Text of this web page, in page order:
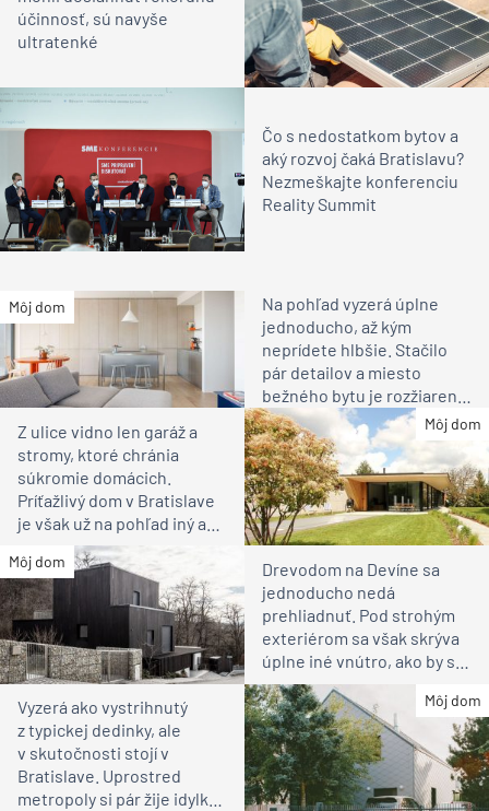
účinnosť, sú navyše
ultratenké
Čo s nedostatkom bytov a
aký rozvoj čaká Bratislavu?
Nezmeškajte konferenciu
Reality Summit
Môj dom
Na pohľad vyzerá úplne
jednoducho, až kým
neprídete hlbšie. Stačilo
pár detailov a miesto
bežného bytu je rozžiarené
bývanie pre rodinu
Môj dom
Z ulice vidno len garáž a
stromy, ktoré chránia
súkromie domácich.
Príťažlivý dom v Bratislave
je však už na pohľad iný ako
susedia
Môj dom
Drevodom na Devíne sa
jednoducho nedá
prehliadnuť. Pod strohým
exteriérom sa však skrýva
úplne iné vnútro, ako by ste
čakali
Môj dom
Vyzerá ako vystrihnutý
z typickej dedinky, ale
v skutočnosti stojí v
Bratislave. Uprostred
metropoly si pár žije idylku